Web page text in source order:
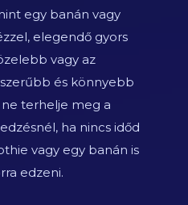
egy banán vagy
elegendő gyors
vagy az
és könnyebb
terhelje meg a
ha nincs időd
vagy egy banán is
edzeni.